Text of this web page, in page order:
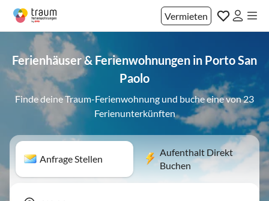
Vermieten
Ferienhäuser & Ferienwohnungen in Porto San
Paolo
Finde deine Traum-Ferienwohnung und buche eine von 23
Ferienunterkünften
Anfrage Stellen
Aufenthalt Direkt
Buchen